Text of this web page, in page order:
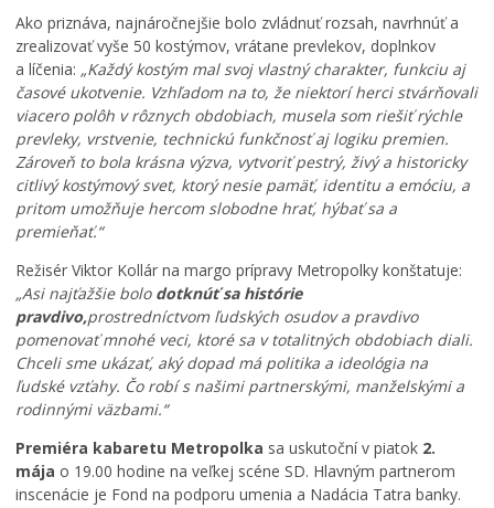
Ako priznáva, najnáročnejšie bolo zvládnuť rozsah, navrhnúť a
zrealizovať vyše 50 kostýmov, vrátane prevlekov, doplnkov
a líčenia: „Každý kostým mal svoj vlastný charakter, funkciu aj
časové ukotvenie. Vzhľadom na to, že niektorí herci stvárňovali
viacero polôh v rôznych obdobiach, musela som riešiť rýchle
prevleky, vrstvenie, technickú funkčnosť aj logiku premien.
Zároveň to bola krásna výzva, vytvoriť pestrý, živý a historicky
citlivý kostýmový svet, ktorý nesie pamäť, identitu a emóciu, a
pritom umožňuje hercom slobodne hrať, hýbať sa a
premieňať.“
Režisér Viktor Kollár na margo prípravy Metropolky konštatuje:
„Asi najťažšie bolo dotknúť sa histórie
pravdivo,prostredníctvom ľudských osudov a pravdivo
pomenovať mnohé veci, ktoré sa v totalitných obdobiach diali.
Chceli sme ukázať, aký dopad má politika a ideológia na
ľudské vzťahy. Čo robí s našimi partnerskými, manželskými a
rodinnými väzbami.“
Premiéra kabaretu Metropolka sa uskutoční v piatok 2.
mája o 19.00 hodine na veľkej scéne SD. Hlavným partnerom
inscenácie je Fond na podporu umenia a Nadácia Tatra banky.
O
d
p
m
o
v
e
j
k
u
l
t
ú
y
a
c
o
s
p
l
y
u
s
P
o
ď
a
o
v
a